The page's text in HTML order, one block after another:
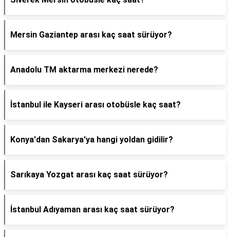
Mersin Gaziantep arası kaç saat sürüyor?
Anadolu TM aktarma merkezi nerede?
İstanbul ile Kayseri arası otobüsle kaç saat?
Konya'dan Sakarya'ya hangi yoldan gidilir?
Sarıkaya Yozgat arası kaç saat sürüyor?
İstanbul Adıyaman arası kaç saat sürüyor?